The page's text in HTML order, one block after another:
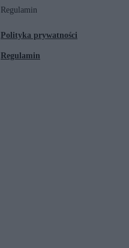
Regulamin
Polityka prywatności
Regulamin